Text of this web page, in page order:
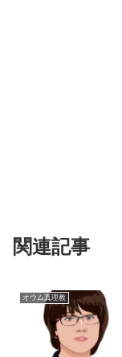
関連記事
オウム真理教